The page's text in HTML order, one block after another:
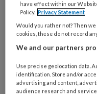
Bij
welke
organisatie
werk
Untitled
Ontvang 2x per
Ontvang iedere
have effect within our
Policy. Privacy Statement
Would you rather not? Then
cookies, these do not record
We and our partners
Use precise geolocation data.
identification. Store and/or
advertising and content,
audience research and